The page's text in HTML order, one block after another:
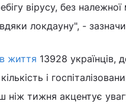
вірусу, без
локдауну", -
життя 13928 українців,
і
тижня акцентує